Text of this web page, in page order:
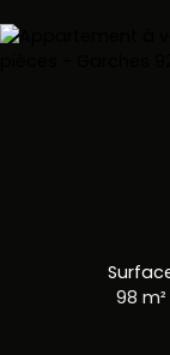
98m²